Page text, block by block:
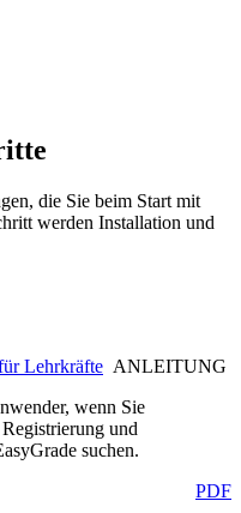
die Sie beim Start mit
werden Installation und
Lehrkräfte ANLEITUNG
wenn Sie
und
suchen.
PDF